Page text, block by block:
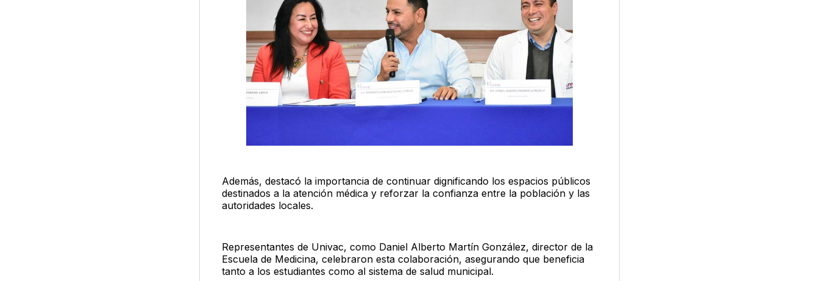
Además, destacó la importancia de continuar dignificando los espacios públicos
destinados a la atención médica y reforzar la confianza entre la población y las
autoridades locales.
Representantes de Univac, como Daniel Alberto Martín González, director de la
Escuela de Medicina, celebraron esta colaboración, asegurando que beneficia
tanto a los estudiantes como al sistema de salud municipal.